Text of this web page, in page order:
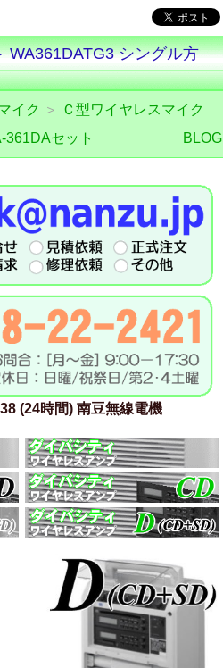
WA361DATG3 シングル方
イク ＞
Ｃ型ワイヤレスマイク
361DAセット BLOG
(24時間) 南豆無線電機